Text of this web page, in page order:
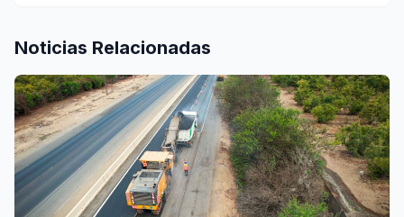
Noticias Relacionadas